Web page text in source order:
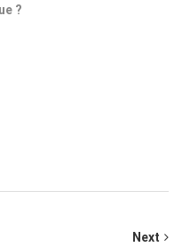
?
Next